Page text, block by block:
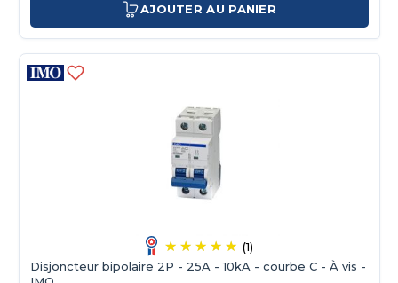
AJOUTER AU PANIER
(1)
Disjoncteur bipolaire 2P - 25A - 10kA - courbe C - À vis -